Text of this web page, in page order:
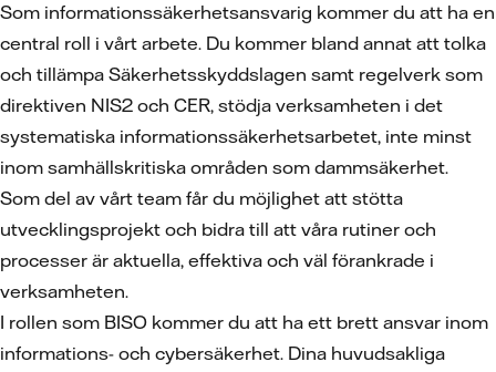
Som informationssäkerhetsansvarig kommer du att ha en
central roll i vårt arbete. Du kommer bland annat att tolka
och tillämpa Säkerhetsskyddslagen samt regelverk som
direktiven NIS2 och CER, stödja verksamheten i det
systematiska informationssäkerhetsarbetet, inte minst
inom samhällskritiska områden som dammsäkerhet.
Som del av vårt team får du möjlighet att stötta
utvecklingsprojekt och bidra till att våra rutiner och
processer är aktuella, effektiva och väl förankrade i
verksamheten.
I rollen som BISO kommer du att ha ett brett ansvar inom
informations- och cybersäkerhet. Dina huvudsakliga